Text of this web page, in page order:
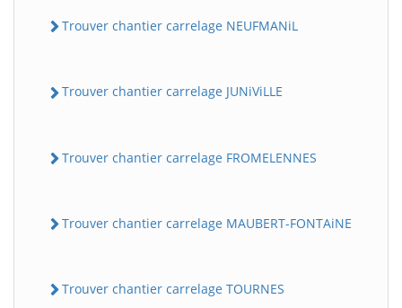
Trouver chantier carrelage NEUFMANiL
Trouver chantier carrelage JUNiViLLE
Trouver chantier carrelage FROMELENNES
Trouver chantier carrelage MAUBERT-FONTAiNE
Trouver chantier carrelage TOURNES